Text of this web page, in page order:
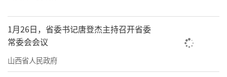
1月26日，省委书记唐登杰主持召开省委
常委会会议
山西省人民政府